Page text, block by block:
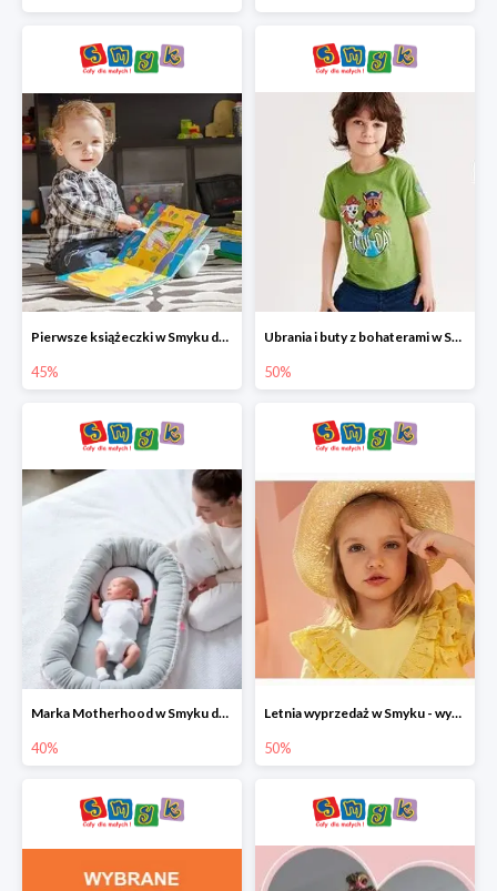
Pierwsze książeczki w Smyku do -45%
45%
Ubrania i buty z bohaterami w Smyku do -50%
50%
Marka Motherhood w Smyku do -40%
40%
Letnia wyprzedaż w Smyku - wybrane ubrania i buty do -50%
50%